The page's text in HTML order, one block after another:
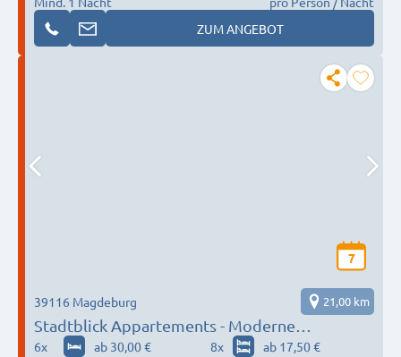
ZUM ANGEBOT
7
Stadtblick Appartements - Moderne
Monteurzimmer in Magdeburg
39116 Magdeburg 21,00 km
6x ab 30,00 € 8x
ab 17,50 €